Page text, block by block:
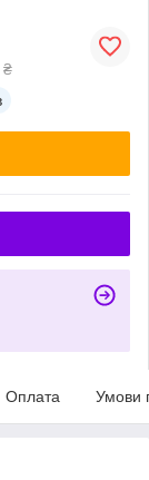
₴
Оплата Умови